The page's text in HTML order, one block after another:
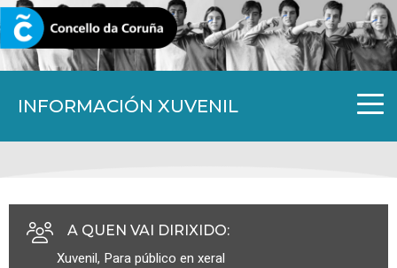
INFORMACIÓN XUVENIL
CORUNA.GAL
A QUEN VAI DIRIXIDO:
Xuvenil, Para público en xeral